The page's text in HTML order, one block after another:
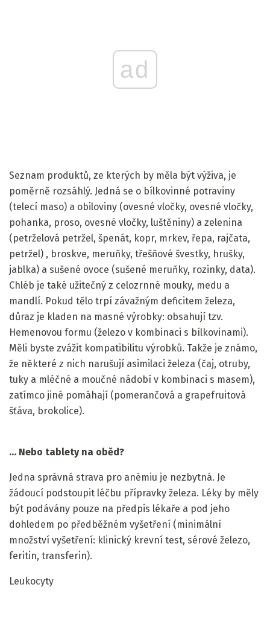
ad
Seznam produktů, ze kterých by měla být výživa, je
poměrně rozsáhlý. Jedná se o bílkovinné potraviny
(telecí maso) a obiloviny (ovesné vločky, ovesné vločky,
pohanka, proso, ovesné vločky, luštěniny) a zelenina
(petrželová petržel, špenát, kopr, mrkev, řepa, rajčata,
petržel) , broskve, meruňky, třešňové švestky, hrušky,
jablka) a sušené ovoce (sušené meruňky, rozinky, data).
Chléb je také užitečný z celozrnné mouky, medu a
mandlí. Pokud tělo trpí závažným deficitem železa,
důraz je kladen na masné výrobky: obsahují tzv.
Hemenovou formu (železo v kombinaci s bílkovinami).
Měli byste zvážit kompatibilitu výrobků. Takže je známo,
že některé z nich narušují asimilaci železa (čaj, otruby,
tuky a mléčné a moučné nádobí v kombinaci s masem),
zatímco jiné pomáhají (pomerančová a grapefruitová
šťáva, brokolice).
... Nebo tablety na oběd?
Jedna správná strava pro anémiu je nezbytná. Je
žádoucí podstoupit léčbu přípravky železa. Léky by měly
být podávány pouze na předpis lékaře a pod jeho
dohledem po předběžném vyšetření (minimální
množství vyšetření: klinický krevní test, sérové ​​železo,
feritin, transferin).
Leukocyty